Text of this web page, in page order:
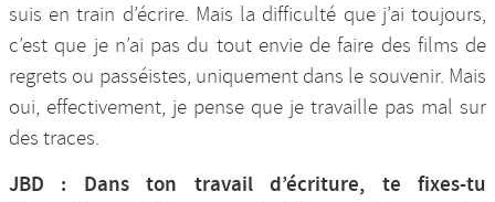
suis en train d’écrire. Mais la difficulté que j’ai toujours,
c’est que je n’ai pas du tout envie de faire des films de
regrets ou passéistes, uniquement dans le souvenir. Mais
oui, effectivement, je pense que je travaille pas mal sur
des traces.
JBD : Dans ton travail d’écriture, te fixes-tu